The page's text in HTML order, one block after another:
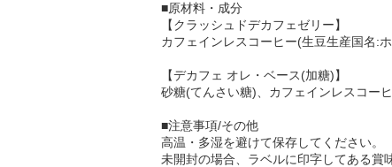
■原材料・成分
【クラッシュドデカフェゼリー】
カフェインレスコーヒー(生豆生産国名:
【デカフェ オレ・ベース(加糖)】
砂糖(てんさい糖)、カフェインレスコー
■注意事項/その他
高温・多湿を避けて保存してください。
未開封の場合、ラベルに印字してある賞